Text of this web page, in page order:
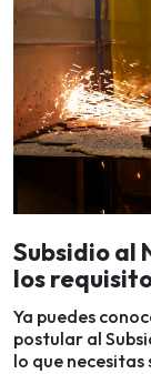
Subsidio al
los
Ya puedes
postular al
lo que necesitas